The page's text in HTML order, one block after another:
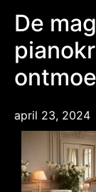
De
april 23, 2024